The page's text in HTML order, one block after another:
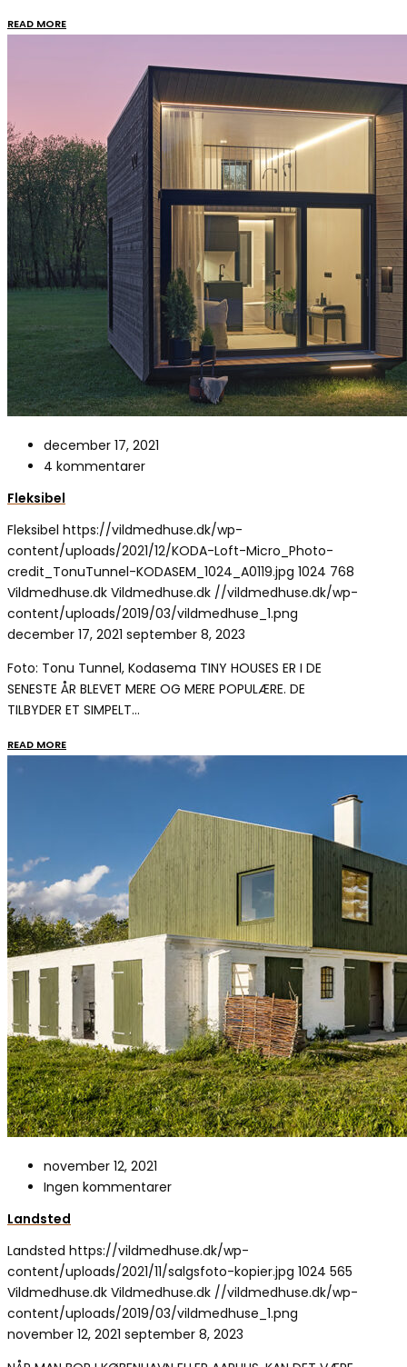
READ MORE
december 17, 2021
4 kommentarer
Fleksibel
Fleksibel https://vildmedhuse.dk/wp-
content/uploads/2021/12/KODA-Loft-Micro_Photo-
credit_TonuTunnel-KODASEM_1024_A0119.jpg 1024 768
Vildmedhuse.dk Vildmedhuse.dk //vildmedhuse.dk/wp-
content/uploads/2019/03/vildmedhuse_1.png
december 17, 2021 september 8, 2023
Foto: Tonu Tunnel, Kodasema TINY HOUSES ER I DE
SENESTE ÅR BLEVET MERE OG MERE POPULÆRE. DE
TILBYDER ET SIMPELT…
READ MORE
november 12, 2021
Ingen kommentarer
Landsted
Landsted https://vildmedhuse.dk/wp-
content/uploads/2021/11/salgsfoto-kopier.jpg 1024 565
Vildmedhuse.dk Vildmedhuse.dk //vildmedhuse.dk/wp-
content/uploads/2019/03/vildmedhuse_1.png
november 12, 2021 september 8, 2023